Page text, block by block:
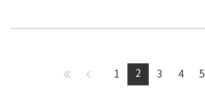
1 2 3 4 5